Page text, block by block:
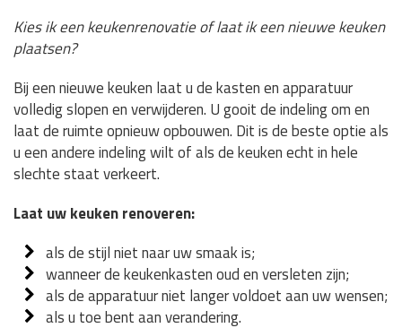
Kies ik een keukenrenovatie of laat ik een nieuwe keuken
plaatsen?
Bij een nieuwe keuken laat u de kasten en apparatuur
volledig slopen en verwijderen. U gooit de indeling om en
laat de ruimte opnieuw opbouwen. Dit is de beste optie als
u een andere indeling wilt of als de keuken echt in hele
slechte staat verkeert.
Laat uw keuken renoveren:
als de stijl niet naar uw smaak is;
wanneer de keukenkasten oud en versleten zijn;
als de apparatuur niet langer voldoet aan uw wensen;
als u toe bent aan verandering.